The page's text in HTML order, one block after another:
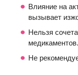
Влияние на
вызывает
Нельзя
медикаментов.
Не